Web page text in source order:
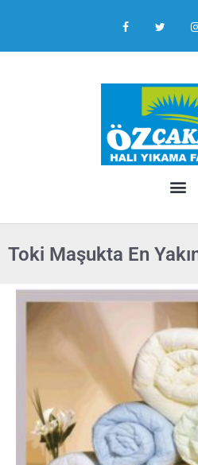
Toki Maşukta En